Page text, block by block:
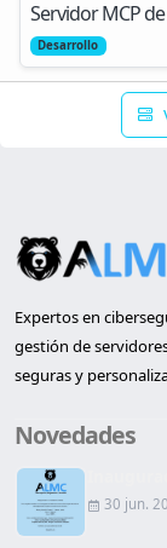
Servidor MCP
Desarrollo
Expertos en
gestión de
seguras y
Novedades
30 jun.